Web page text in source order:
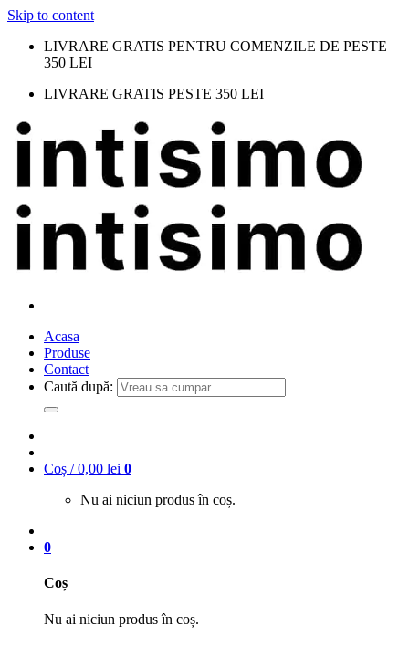
Skip to content
LIVRARE GRATIS PENTRU COMENZILE DE PESTE
350 LEI
LIVRARE GRATIS PESTE 350 LEI
Acasa
Produse
Contact
Caută după:
Coș /0,00 lei 0
Nu ai niciun produs în coș.
0
Coș
Nu ai niciun produs în coș.